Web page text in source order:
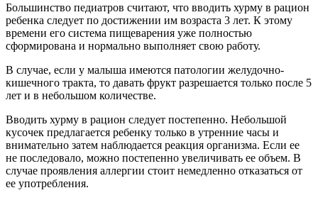
Большинство педиатров считают, что вводить хурму в рацион
ребенка следует по достижении им возраста 3 лет. К этому
времени его система пищеварения уже полностью
сформирована и нормально выполняет свою работу.
В случае, если у малыша имеются патологии желудочно-
кишечного тракта, то давать фрукт разрешается только после 5
лет и в небольшом количестве.
Вводить хурму в рацион следует постепенно. Небольшой
кусочек предлагается ребенку только в утренние часы и
внимательно затем наблюдается реакция организма. Если ее
не последовало, можно постепенно увеличивать ее объем. В
случае проявления аллергии стоит немедленно отказаться от
ее употребления.